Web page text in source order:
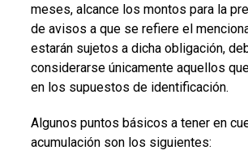
meses, alcance los montos para la
de avisos a que se refiere el
estarán sujetos a dicha obligación,
considerarse únicamente aquellos
en los supuestos de identificación.
Algunos puntos básicos a tener en
acumulación son los siguientes: